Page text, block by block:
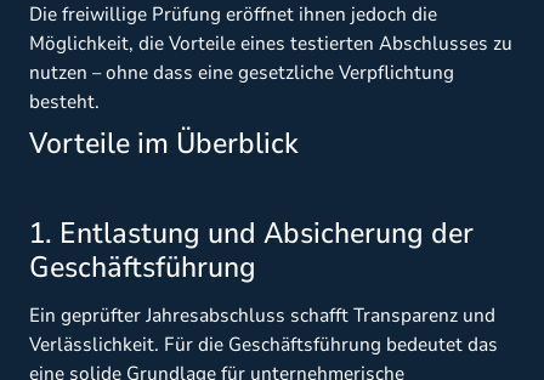
Die freiwillige Prüfung eröffnet ihnen jedoch die
Möglichkeit, die Vorteile eines testierten Abschlusses zu
nutzen – ohne dass eine gesetzliche Verpflichtung
besteht.
Vorteile im Überblick
1. Entlastung und Absicherung der
Geschäftsführung
Ein geprüfter Jahresabschluss schafft Transparenz und
Verlässlichkeit. Für die Geschäftsführung bedeutet das
eine solide Grundlage für unternehmerische